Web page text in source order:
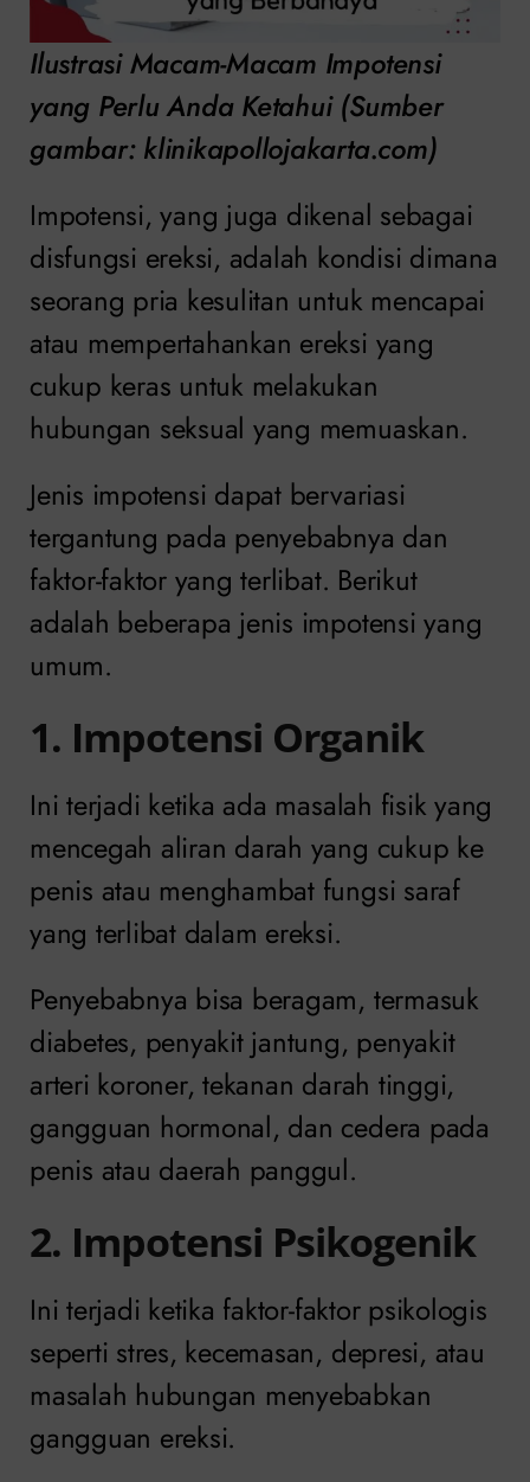
Ilustrasi Macam-Macam Impotensi
yang Perlu Anda Ketahui (Sumber
gambar: klinikapollojakarta.com)
Impotensi, yang juga dikenal sebagai
disfungsi ereksi, adalah kondisi dimana
seorang pria kesulitan untuk mencapai
atau mempertahankan ereksi yang
cukup keras untuk melakukan
hubungan seksual yang memuaskan.
Jenis impotensi dapat bervariasi
tergantung pada penyebabnya dan
faktor-faktor yang terlibat. Berikut
adalah beberapa jenis impotensi yang
umum.
1. Impotensi Organik
Ini terjadi ketika ada masalah fisik yang
mencegah aliran darah yang cukup ke
penis atau menghambat fungsi saraf
yang terlibat dalam ereksi.
Penyebabnya bisa beragam, termasuk
diabetes, penyakit jantung, penyakit
arteri koroner, tekanan darah tinggi,
gangguan hormonal, dan cedera pada
penis atau daerah panggul.
2. Impotensi Psikogenik
Ini terjadi ketika faktor-faktor psikologis
seperti stres, kecemasan, depresi, atau
masalah hubungan menyebabkan
gangguan ereksi.